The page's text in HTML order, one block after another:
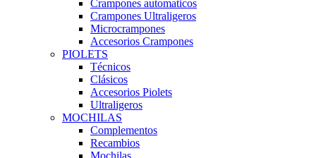
Crampones automaticos
Crampones Ultraligeros
Microcrampones
Accesorios Crampones
PIOLETS
Técnicos
Clásicos
Accesorios Piolets
Ultraligeros
MOCHILAS
Complementos
Recambios
Mochilas